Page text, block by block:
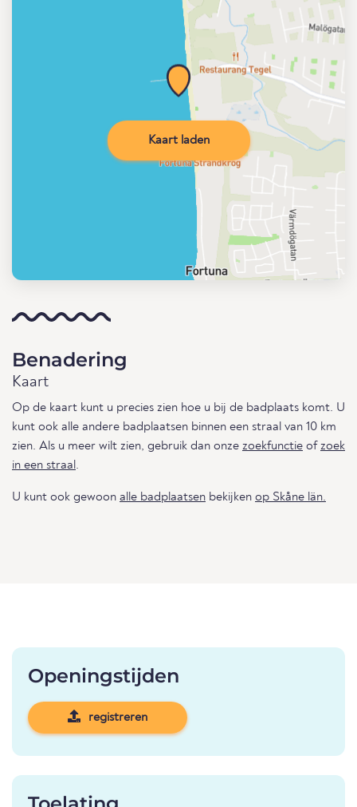
Kaart laden
Benadering
Kaart
Op de kaart kunt u precies zien hoe u bij de badplaats komt. U
kunt ook alle andere badplaatsen binnen een straal van 10 km
zien. Als u meer wilt zien, gebruik dan onze zoekfunctie ofzoek
in een straal.
U kunt ook gewoon alle badplaatsen bekijken op Skåne län.
Openingstijden
registreren